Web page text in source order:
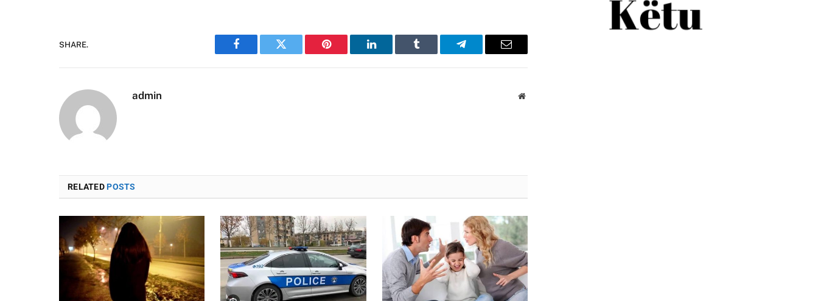
SHARE.
Facebook Twitter Pinterest LinkedIn Tumblr Telegram Email
admin Website
RELATEDPOSTS